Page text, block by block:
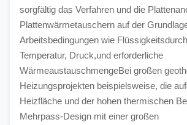
sorgfältig das Verfahren und die
Plattenwärmetauschern auf der
Arbeitsbedingungen wie
Temperatur, Druck,und erforderliche
WärmeaustauschmengeBei großen
Heizungsprojekten beispielsweise, die
Heizfläche und der hohen thermischen
Mehrpass-Design mit einer großen